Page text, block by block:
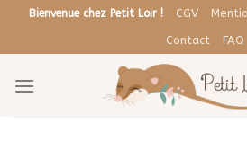
content
Bienvenue chez Petit Loir ! CGV
Contact
FAQ